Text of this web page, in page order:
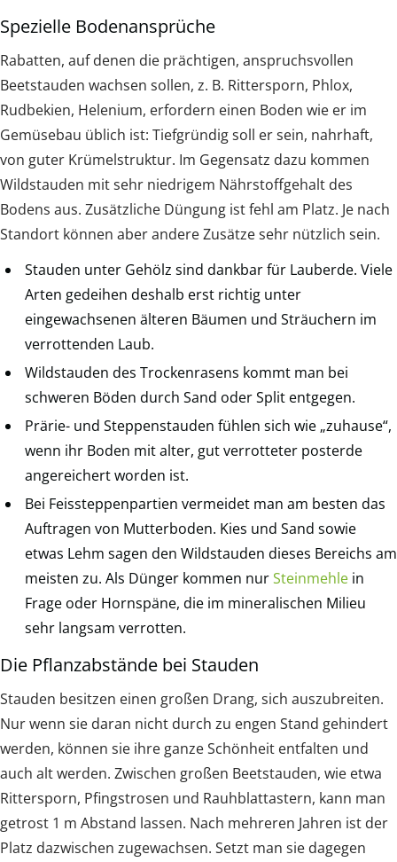
Spezielle Bodenansprüche
Rabatten, auf denen die prächtigen, anspruchsvollen
Beetstauden wachsen sollen, z. B. Rittersporn, Phlox,
Rudbekien, Helenium, erfordern einen Boden wie er im
Gemüsebau üblich ist: Tiefgründig soll er sein, nahrhaft,
von guter Krümelstruktur. Im Gegensatz dazu kommen
Wildstauden mit sehr niedrigem Nährstoffgehalt des
Bodens aus. Zusätzliche Düngung ist fehl am Platz. Je nach
Standort können aber andere Zusätze sehr nützlich sein.
Stauden unter Gehölz sind dankbar für Lauberde. Viele
Arten gedeihen deshalb erst richtig unter
eingewachsenen älteren Bäumen und Sträuchern im
verrottenden Laub.
Wildstauden des Trockenrasens kommt man bei
schweren Böden durch Sand oder Split entgegen.
Prärie- und Steppenstauden fühlen sich wie „zuhause“,
wenn ihr Boden mit alter, gut verrotteter posterde
angereichert worden ist.
Bei Feissteppenpartien vermeidet man am besten das
Auftragen von Mutterboden. Kies und Sand sowie
etwas Lehm sagen den Wildstauden dieses Bereichs am
meisten zu. Als Dünger kommen nurSteinmehle in
Frage oder Hornspäne, die im mineralischen Milieu
sehr langsam verrotten.
Die Pflanzabstände bei Stauden
Stauden besitzen einen großen Drang, sich auszubreiten.
Nur wenn sie daran nicht durch zu engen Stand gehindert
werden, können sie ihre ganze Schönheit entfalten und
auch alt werden. Zwischen großen Beetstauden, wie etwa
Rittersporn, Pfingstrosen und Rauhblattastern, kann man
getrost 1 m Abstand lassen. Nach mehreren Jahren ist der
Platz dazwischen zugewachsen. Setzt man sie dagegen